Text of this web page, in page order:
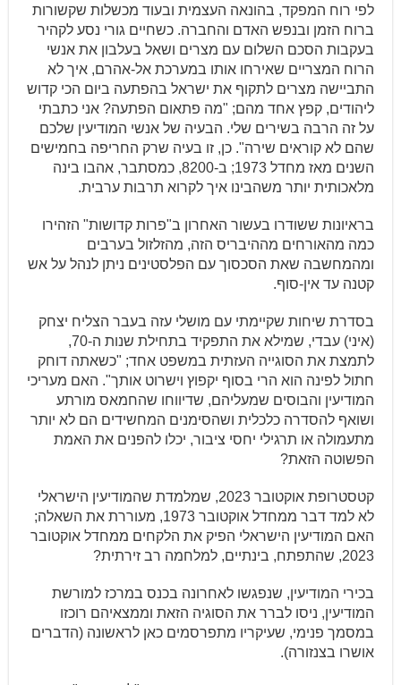
לפי רוח המפקד, בהונאה העצמית ובעוד מכשלות שקשורות
ברוח הזמן ובנפש האדם והחברה. כשחיים גורי נסע לקהיר
בעקבות הסכם השלום עם מצרים ושאל בעלבון את אנשי
הרוח המצריים שאירחו אותו במערכת אל-אהרם, איך לא
התביישה מצרים לתקוף את ישראל בהפתעה ביום הכי קדוש
ליהודים, קפץ אחד מהם; "מה פתאום הפתעה? אני כתבתי
על זה הרבה בשירים שלי. הבעיה של אנשי המודיעין שלכם
שהם לא קוראים שירה". כן, זו בעיה שרק החריפה בחמישים
השנים מאז מחדל 1973; ב-8200, כמסתבר, אהבו בינה
מלאכותית יותר משהבינו איך לקרוא תרבות ערבית.
בראיונות ששודרו בעשור האחרון ב"פרות קדושות" הזהירו
כמה מהאורחים מההיבריס הזה, מהזלזול בערבים
ומהמחשבה שאת הסכסוך עם הפלסטינים ניתן לנהל על אש
קטנה עד אין-סוף.
בסדרת שיחות שקיימתי עם מושלי עזה בעבר הצליח יצחק
(איני) עבדי, שמילא את התפקיד בתחילת שנות ה-70,
לתמצת את הסוגייה העזתית במשפט אחד; "כשאתה דוחק
חתול לפינה הוא הרי בסוף יקפוץ וישרוט אותך". האם מעריכי
המודיעין והבוסים שמעליהם, שדיווחו שהחמאס מורתע
ושואף להסדרה כלכלית ושהסימנים המחשידים הם לא יותר
מתעמולה או תרגילי יחסי ציבור, יכלו להפנים את האמת
הפשוטה הזאת?
קטסטרופת אוקטובר 2023, שמלמדת שהמודיעין הישראלי
לא למד דבר ממחדל אוקטובר 1973, מעוררת את השאלה;
האם המודיעין הישראלי הפיק את הלקחים ממחדל אוקטובר
2023, שהתפתח, בינתיים, למלחמה רב זירתית?
בכירי המודיעין, שנפגשו לאחרונה בכנס במרכז למורשת
המודיעין, ניסו לברר את הסוגיה הזאת וממצאיהם רוכזו
במסמך פנימי, שעיקריו מתפרסמים כאן לראשונה (הדברים
אושרו בצנזורה).